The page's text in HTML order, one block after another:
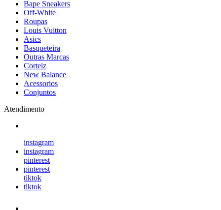
Bape Sneakers
Off-White
Roupas
Louis Vuitton
Asics
Basqueteira
Outras Marcas
Corteiz
New Balance
Acessorios
Conjuntos
Atendimento
instagram
instagram
pinterest
pinterest
tiktok
tiktok